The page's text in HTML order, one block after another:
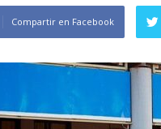
Compartir en Facebook